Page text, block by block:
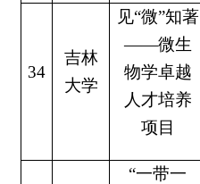
34
吉林
大学
见“微”知著
——微生
物学卓越
人才培养
项目
“一带一